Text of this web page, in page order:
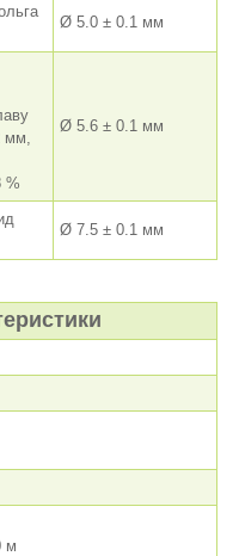
Ø 5.0 ± 0.1 мм
мм,
%
Ø 5.6 ± 0.1 мм
Ø 7.5 ± 0.1 мм
м